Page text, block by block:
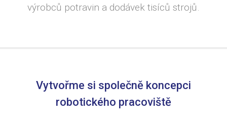
výrobců potravin a dodávek tisíců strojů.
Vytvořme si společně koncepci
robotického pracoviště